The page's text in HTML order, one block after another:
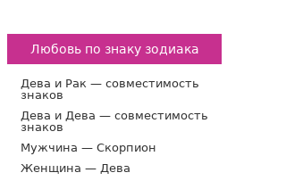
Любовь по знаку зодиака
Дева и Рак — совместимость
знаков
Дева и Дева — совместимость
знаков
Мужчина — Скорпион
Женщина — Дева